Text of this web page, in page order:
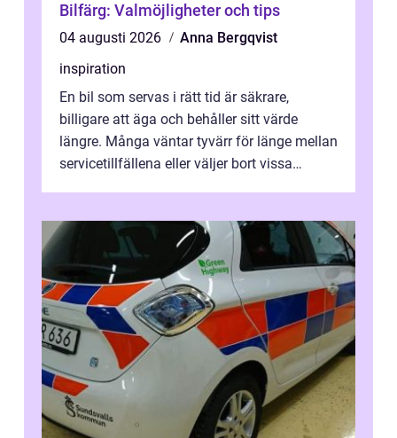
Bilfärg: Valmöjligheter och tips
04 augusti 2026
Anna Bergqvist
inspiration
En bil som servas i rätt tid är säkrare,
billigare att äga och behåller sitt värde
längre. Många väntar tyvärr för länge mellan
servicetillfällena eller väljer bort vissa